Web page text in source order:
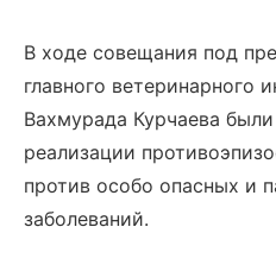
В ходе совещания под
главного ветеринарного
Вахмурада Курчаева
реализации
против особо опасных и
заболеваний.